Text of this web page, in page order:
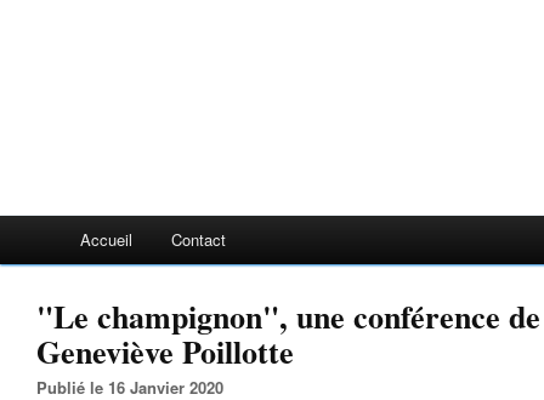
Accueil Contact
"Le champignon", une conférence
Geneviève Poillotte
Publié le 16 Janvier 2020